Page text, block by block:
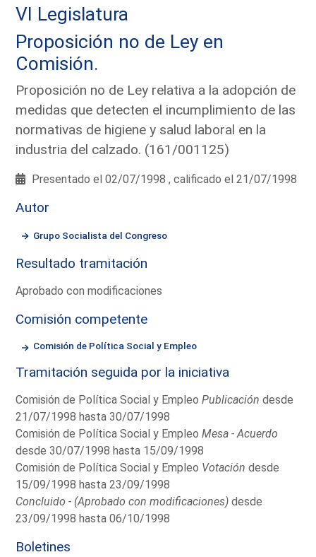
VI Legislatura
Proposición no de Ley en
Comisión.
Proposición no de Ley relativa a la adopción de
medidas que detecten el incumplimiento de las
normativas de higiene y salud laboral en la
industria del calzado. (161/001125)
Presentado el 02/07/1998 , calificado el 21/07/1998
Autor
Grupo Socialista del Congreso
Resultado tramitación
Aprobado con modificaciones
Comisión competente
Comisión de Política Social y Empleo
Tramitación seguida por la iniciativa
Comisión de Política Social y EmpleoPublicación desde
21/07/1998 hasta 30/07/1998
Comisión de Política Social y EmpleoMesa - Acuerdo
desde 30/07/1998 hasta 15/09/1998
Comisión de Política Social y Empleo Votación desde
15/09/1998 hasta 23/09/1998
Concluido - (Aprobado con modificaciones) desde
23/09/1998 hasta 06/10/1998
Boletines